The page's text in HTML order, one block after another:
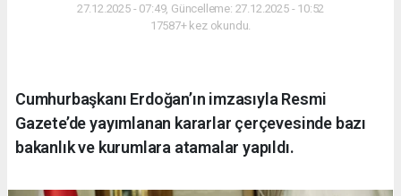
27.12.2025 - 07:49, Güncelleme: 27.12.2025 - 10:52
17587+ kez okundu.
Cumhurbaşkanı Erdoğan’ın imzasıyla Resmi
Gazete’de yayımlanan kararlar çerçevesinde bazı
bakanlık ve kurumlara atamalar yapıldı.